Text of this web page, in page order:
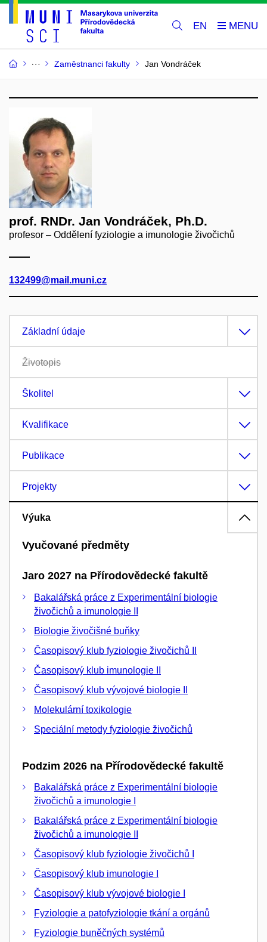
EN
Zaměstnanci fakulty Jan Vondráček
prof. RNDr. Jan Vondráček, Ph.D.
profesor – Oddělení fyziologie a imunologie živočichů
132499@mail.muni.cz
Základní údaje
Životopis
Školitel
Kvalifikace
Publikace
Projekty
Výuka
Vyučované předměty
Jaro 2027 na Přírodovědecké fakultě
Bakalářská práce z Experimentální biologie
živočichů a imunologie II
Biologie živočišné buňky
Časopisový klub fyziologie živočichů II
Časopisový klub imunologie II
Časopisový klub vývojové biologie II
Molekulární toxikologie
Speciální metody fyziologie živočichů
Podzim 2026 na Přírodovědecké fakultě
Bakalářská práce z Experimentální biologie
živočichů a imunologie I
Bakalářská práce z Experimentální biologie
živočichů a imunologie II
Časopisový klub fyziologie živočichů I
Časopisový klub imunologie I
Časopisový klub vývojové biologie I
Fyziologie a patofyziologie tkání a orgánů
Fyziologie buněčných systémů